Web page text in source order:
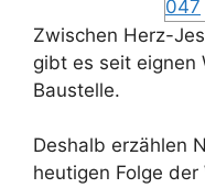
Zwischen Herz-
gibt es seit eignen
Baustelle.
Deshalb erzählen
heutigen Folge